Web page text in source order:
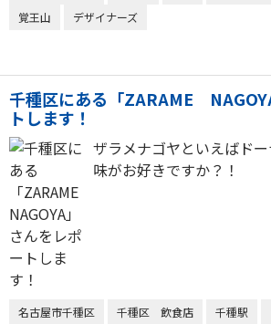
覚王山
デザイナーズ
千種区にある「ZARAME
トします！
ザラメナゴヤといえばド
味がお好きですか？！
名古屋市千種区 千種区 飲食店 千種駅